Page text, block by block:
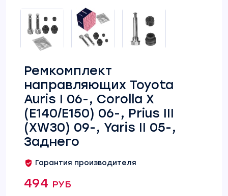
Ремкомплект
направляющих Toyota
Auris I 06-, Corolla X
(E140/E150) 06-, Prius III
(XW30) 09-, Yaris II 05-,
Заднего
Гарантия производителя
494 руб